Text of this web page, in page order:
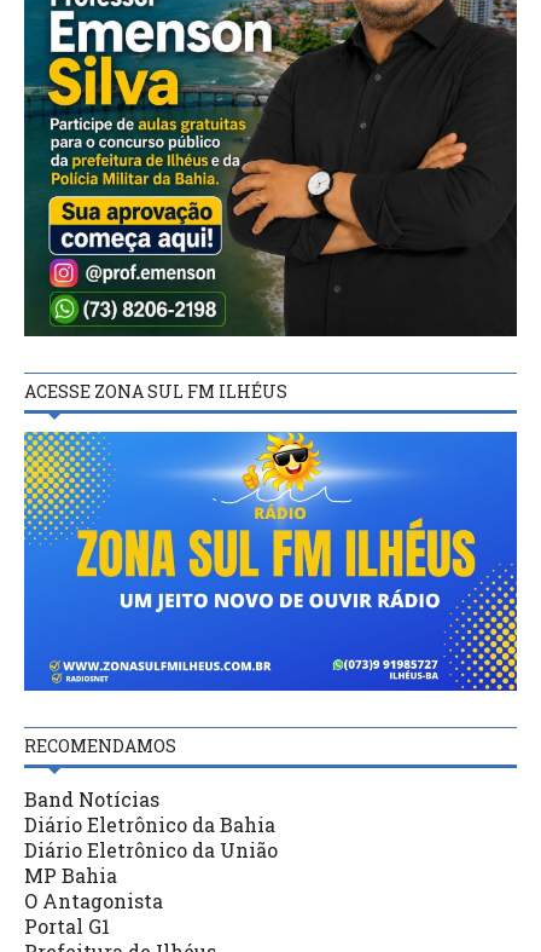
ACESSE ZONA SUL FM ILHÉUS
RECOMENDAMOS
Band Notícias
Diário Eletrônico da Bahia
Diário Eletrônico da União
MP Bahia
O Antagonista
Portal G1